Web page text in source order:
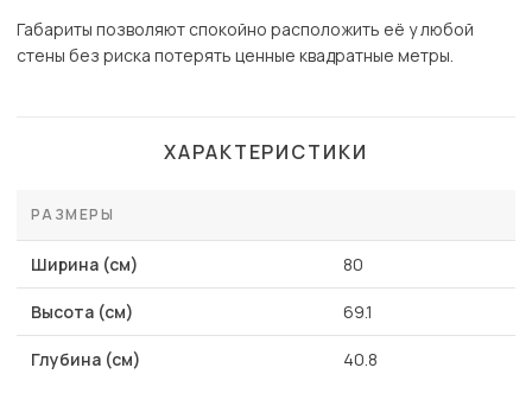
Габариты позволяют спокойно расположить её у любой
стены без риска потерять ценные квадратные метры.
ХАРАКТЕРИСТИКИ
РАЗМЕРЫ
Ширина (см) 80
Высота (см) 69.1
Глубина (см) 40.8